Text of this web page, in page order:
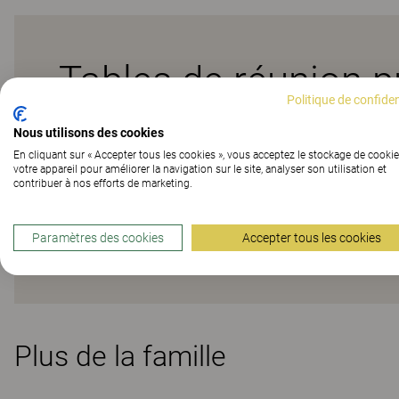
Tables de réunion
Les bureaux de la gamme [E] offrent de nombreuses
solutions personnalisées. Une gamme adaptée à
types d’environnement de travail. Grâce à un large
un lieu de travail axé sur les besoins individuels de
ajouté. Disponibles en différentes finitions et avec
Kinnarps Colour Studio.
Plus de la famille
Politique de
Nous utilisons des cookies
En cliquant sur « Accepter tous les cookies », vous acceptez le stockage de
votre appareil pour améliorer la navigation sur le site, analyser son utilisation et
contribuer à nos efforts de marketing.
Paramètres des cookies Accepter tous les cookies